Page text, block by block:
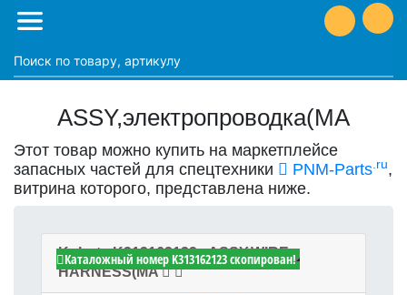
ASSY,электропроводка(MA
Этот товар можно купить на маркетплейсе
запасных частей для спецтехники
PNM-Parts.ru,
витрина которого, представлена ниже.
Kubota K313162123 - ASSY,WIRE
HARNESS(MA
Каталожный номер K313162123 скопирован!